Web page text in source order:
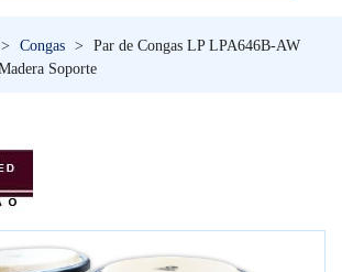
> Congas >
Par de Congas LP LPA646B-AW
Soporte